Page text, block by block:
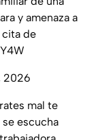
y amenaza a
cita de
2026
mal te
se escucha